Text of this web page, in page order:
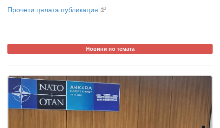
Прочети цялата публикация
Новини по темата